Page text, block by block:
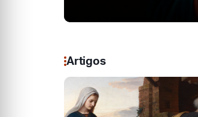
Artigos